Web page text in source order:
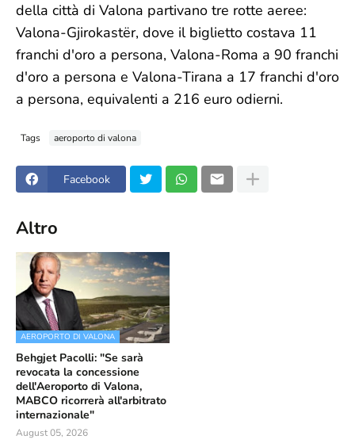
della città di Valona partivano tre rotte aeree:
Valona-Gjirokastër, dove il biglietto costava 11
franchi d'oro a persona, Valona-Roma a 90 franchi
d'oro a persona e Valona-Tirana a 17 franchi d'oro
a persona, equivalenti a 216 euro odierni.
Tags aeroporto di valona
Facebook
Altro
AEROPORTO DI VALONA
Behgjet Pacolli: "Se sarà
revocata la concessione
dell'Aeroporto di Valona,
MABCO ricorrerà all'arbitrato
internazionale"
August 05, 2026